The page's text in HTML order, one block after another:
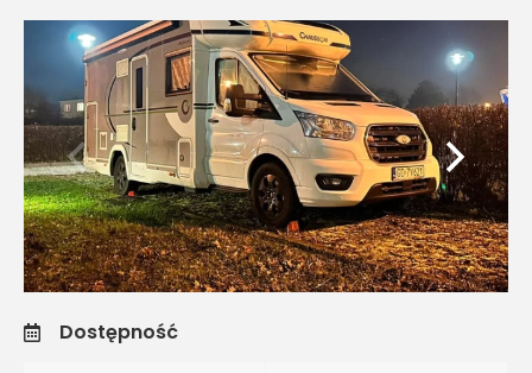
Dostępność